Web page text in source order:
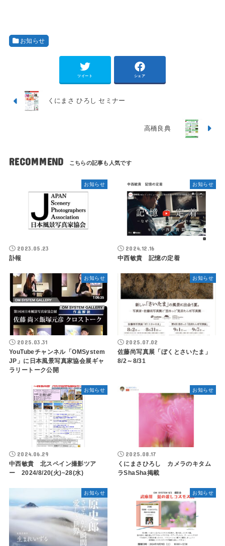
お知らせ
ツイート シェア
くにまさ ひろし セミナー
高橋良典
RECOMMEND
お知らせ
2023.05.23
訃報
お知らせ
2024.12.16
中西敏貴 記憶の定着
お知らせ
2025.03.31
YouTubeチャンネル「OMSystem
JP」に日本風景写真家協会展ギャ
ラリートーク公開
お知らせ
2025.07.02
佐藤尚写真展「ぼくとさいたま」
8/2～8/31
お知らせ
2024.06.29
中西敏貴 北スペイン撮影ツア
ー 2024/8/20(火)~28(水)
お知らせ
2025.08.17
くにまさひろし カメラのキタム
ラShaSha掲載
お知らせ お知らせ